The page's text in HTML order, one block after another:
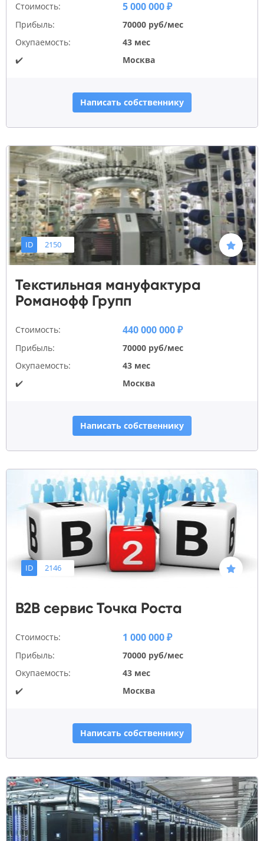
Стоимость: 5 000 000 ₽
Прибыль:
70000 руб/мес
Окупаемость:
43 мес
✔️
Москва
Написать собственнику
ID 2150
Текстильная мануфактура
Романофф Групп
Стоимость: 440 000 000 ₽
Прибыль:
70000 руб/мес
Окупаемость:
43 мес
✔️
Москва
Написать собственнику
ID 2146
B2B сервис Точка Роста
Стоимость: 1 000 000 ₽
Прибыль:
70000 руб/мес
Окупаемость:
43 мес
✔️
Москва
Написать собственнику